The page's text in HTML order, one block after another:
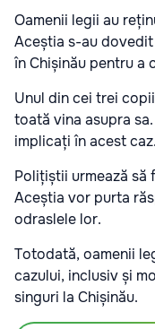
Oamenii legii au
Aceștia s-au
în Chișinău pentru a
Unul din cei trei
toată vina asupra
implicați în acest caz.
Polițiștii urmează
Aceștia vor purta
odraslele lor.
Totodată, oamenii
cazului, inclusiv și
singuri la Chișinău.